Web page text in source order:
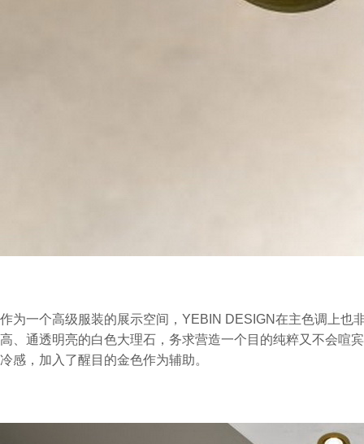
作为一个高级服装的展示空间，YEBIN DESIGN在主色调上也
高、通透明亮的白色大理石，务求营造一个目的纯粹又不会喧
冷感，加入了醒目的金色作为辅助。